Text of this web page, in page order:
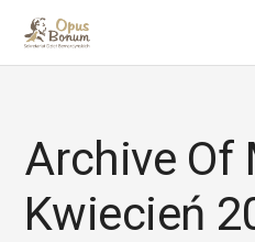
Archive Of
Kwiecień